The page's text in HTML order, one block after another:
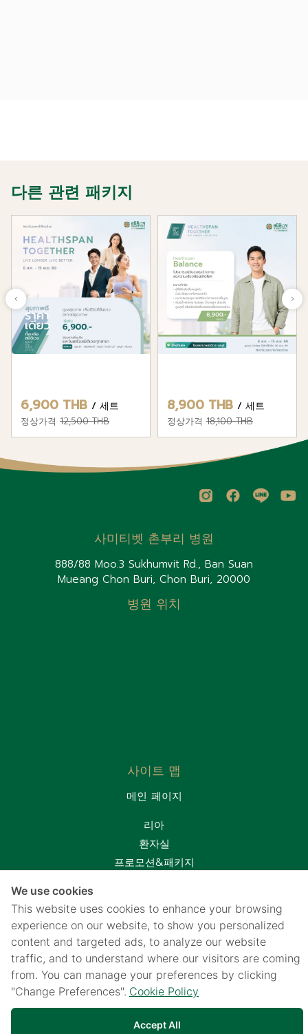
다른 관련 패키지
6,900 THB / 세트
정상가격 12,500 THB
8,900 THB / 세트
정상가격 18,100 THB
사미티벳 촌부리 병원
888/88 Moo.3 Sukhumvit Rd., Ban Suan
Mueang Chon Buri, Chon Buri, 20000
병원 위치
사이트 맵
메인 페이지
리아
환자실
프로모션&패키지
웹사이트에 대해
개인 정보 보호 고지
쿠키 정책
개인 정보 보호 고지를 위해 CCTV 사용
We use cookies
This website uses cookies to enhance your browsing
experience on our website, to show you personalized
content and targeted ads, to analyze our website
traffic, and to understand where our visitors are coming
from. You can manage your preferences by clicking
"Change Preferences". Cookie Policy
Accept All